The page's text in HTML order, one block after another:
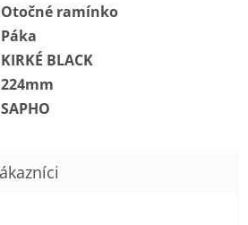
Otočné ramínko
Páka
KIRKÉ BLACK
224mm
SAPHO